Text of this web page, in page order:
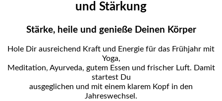
und Stärkung
Stärke, heile und genieße Deinen Körper
Hole Dir ausreichend Kraft und Energie für das Frühjahr mit
Yoga,
Meditation, Ayurveda, gutem Essen und frischer Luft. Damit
startest Du
ausgeglichen und mit einem klarem Kopf in den
Jahreswechsel.